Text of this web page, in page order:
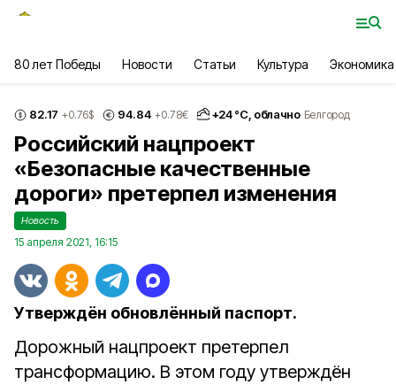
80 лет Победы Новости Статьи Культура Экономика
82.17 +0.76$ 94.84 +0.78€ +24°С, облачно Белгород
Российский нацпроект
«Безопасные качественные
дороги» претерпел изменения
Новость
15 апреля 2021, 16:15
Утверждён обновлённый паспорт.
Дорожный нацпроект претерпел
трансформацию. В этом году утверждён